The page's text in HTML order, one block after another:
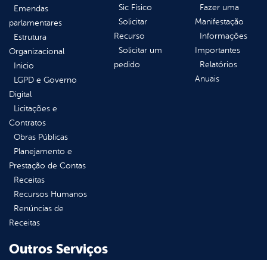
Emendas
parlamentares
Estrutura
Organizacional
Inicio
LGPD e Governo
Digital
Licitações e
Contratos
Obras Públicas
Planejamento e
Prestação de Contas
Receitas
Recursos Humanos
Renúncias de
Receitas
Sic Físico
Solicitar
Recurso
Solicitar um
pedido
Fazer uma
Manifestação
Informações
Importantes
Relatórios
Anuais
Outros Serviços